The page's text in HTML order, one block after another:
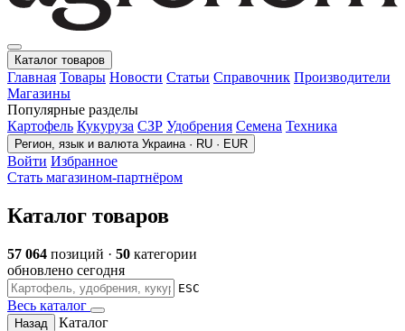
Каталог товаров
Главная Товары Новости Статьи Справочник Производители
Магазины
Популярные разделы
Картофель Кукуруза СЗР Удобрения Семена Техника
Регион, язык и валюта Украина · RU · EUR
Войти Избранное
Стать магазином-партнёром
Каталог товаров
57 064 позиций · 50 категории
обновлено сегодня
ESC
Весь каталог
Назад
Каталог